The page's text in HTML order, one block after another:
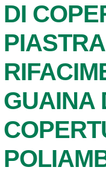
DI
GUAINA